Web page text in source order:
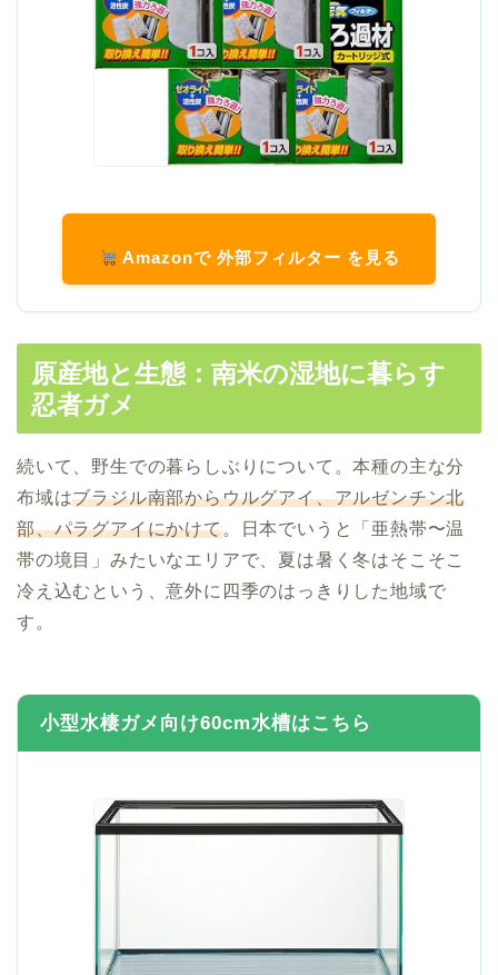
Amazonで 外部フィルター を見る
原産地と生態：南米の湿地に暮らす
忍者ガメ
続いて、野生での暮らしぶりについて。本種の主な分
布域はブラジル南部からウルグアイ、アルゼンチン北
部、パラグアイにかけて。日本でいうと「亜熱帯〜温
帯の境目」みたいなエリアで、夏は暑く冬はそこそこ
冷え込むという、意外に四季のはっきりした地域で
す。
小型水棲ガメ向け60cm水槽はこちら